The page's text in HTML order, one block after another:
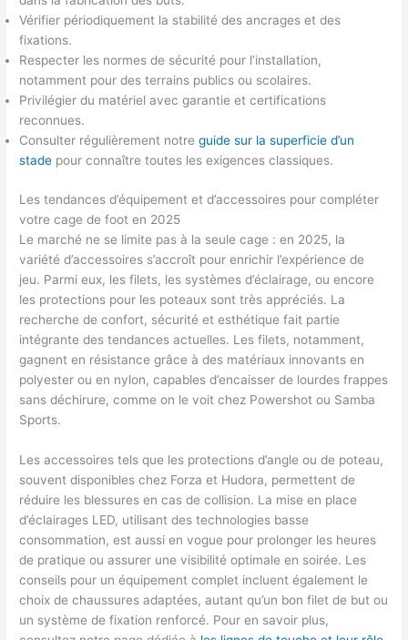
Vérifier périodiquement la stabilité des ancrages et des
fixations.
Respecter les normes de sécurité pour l’installation,
notamment pour des terrains publics ou scolaires.
Privilégier du matériel avec garantie et certifications
reconnues.
Consulter régulièrement notreguide sur la superficie d’un
stade pour connaître toutes les exigences classiques.
Les tendances d’équipement et d’accessoires pour compléter
votre cage de foot en 2025
Le marché ne se limite pas à la seule cage : en 2025, la
variété d’accessoires s’accroît pour enrichir l’expérience de
jeu. Parmi eux, les filets, les systèmes d’éclairage, ou encore
les protections pour les poteaux sont très appréciés. La
recherche de confort, sécurité et esthétique fait partie
intégrante des tendances actuelles. Les filets, notamment,
gagnent en résistance grâce à des matériaux innovants en
polyester ou en nylon, capables d’encaisser de lourdes frappes
sans déchirure, comme on le voit chez Powershot ou Samba
Sports.
Les accessoires tels que les protections d’angle ou de poteau,
souvent disponibles chez Forza et Hudora, permettent de
réduire les blessures en cas de collision. La mise en place
d’éclairages LED, utilisant des technologies basse
consommation, est aussi en vogue pour prolonger les heures
de pratique ou assurer une visibilité optimale en soirée. Les
conseils pour un équipement complet incluent également le
choix de chaussures adaptées, autant qu’un bon filet de but ou
un système de fixation renforcé. Pour en savoir plus,